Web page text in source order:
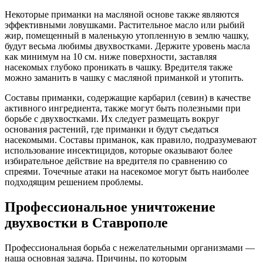
Некоторые приманки на масляной основе также являются
эффективными ловушками. Растительное масло или рыбий
жир, помещенный в маленькую утопленную в землю чашку,
будут весьма любимы двухвостками. Держите уровень масла
как минимум на 10 см. ниже поверхности, заставляя
насекомых глубоко проникать в чашку. Вредителя также
можно заманить в чашку с масляной приманкой и утопить.
Составы приманки, содержащие карбарил (севин) в качестве
активного ингредиента, также могут быть полезными при
борьбе с двухвостками. Их следует размещать вокруг
основания растений, где приманки и будут съедаться
насекомыми. Составы приманок, как правило, подразумевают
использование инсектицидов, которые оказывают более
избирательное действие на вредителя по сравнению со
спреями. Точечные атаки на насекомое могут быть наиболее
подходящим решением проблемы.
Профессиональное уничтожение
двухвостки в Ставрополе
Профессиональная борьба с нежелательными организмами —
наша основная задача. Причины, по которым